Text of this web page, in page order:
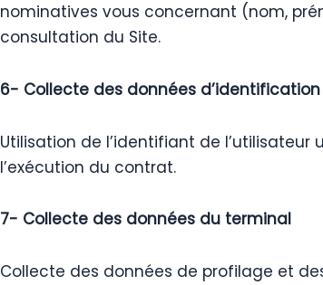
nominatives vous concernant (nom,
consultation du Site.
6- Collecte des données d’identification
Utilisation de l’identifiant de
l’exécution du contrat.
7- Collecte des données du terminal
Collecte des données de profilage et